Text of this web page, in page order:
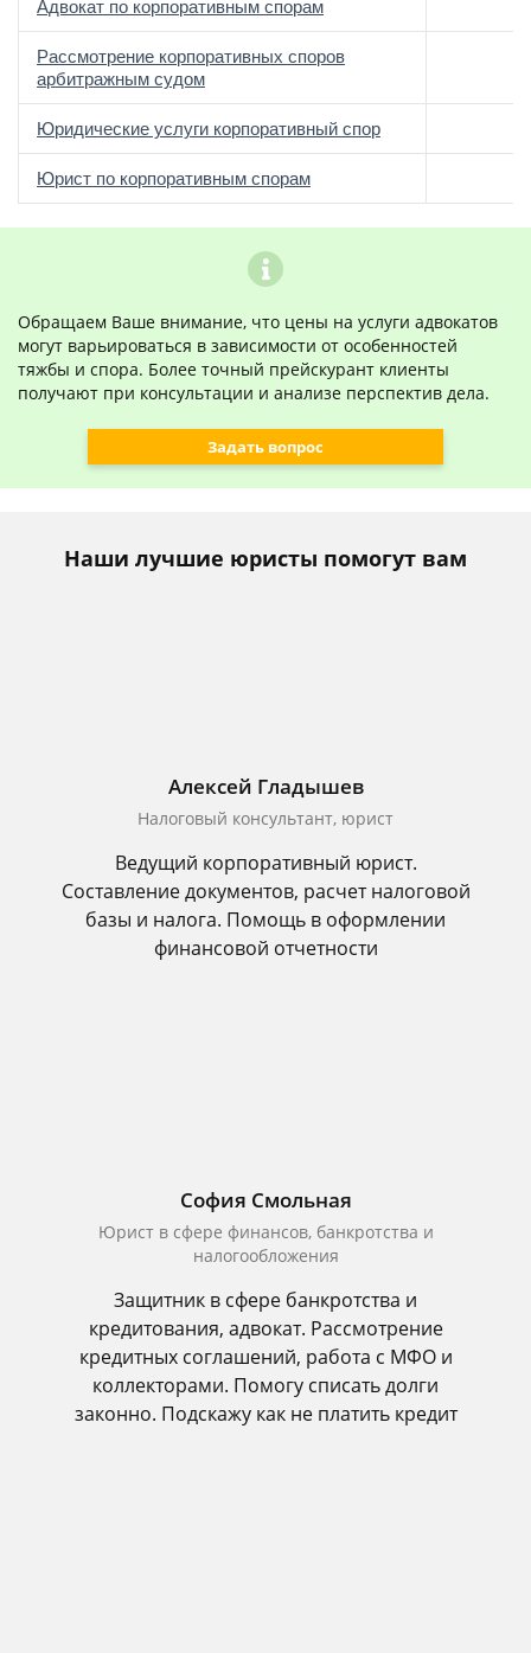
Адвокат по корпоративным спорам
Рассмотрение корпоративных споров
арбитражным судом
Юридические услуги корпоративный спор
Юрист по корпоративным спорам
Обращаем Ваше внимание, что цены на услуги адвокатов
могут варьироваться в зависимости от особенностей
тяжбы и спора. Более точный прейскурант клиенты
получают при консультации и анализе перспектив дела.
Задать вопрос
Наши лучшие юристы помогут вам
Алексей Гладышев
Налоговый консультант, юрист
Ведущий корпоративный юрист.
Составление документов, расчет налоговой
базы и налога. Помощь в оформлении
финансовой отчетности
София Смольная
Юрист в сфере финансов, банкротства и
налогообложения
Защитник в сфере банкротства и
кредитования, адвокат. Рассмотрение
кредитных соглашений, работа с МФО и
коллекторами. Помогу списать долги
законно. Подскажу как не платить кредит